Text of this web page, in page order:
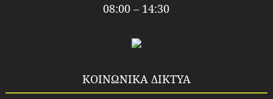
08:00 – 14:30
ΚΟΙΝΩΝΙΚΑ ΔΙΚΤΥΑ